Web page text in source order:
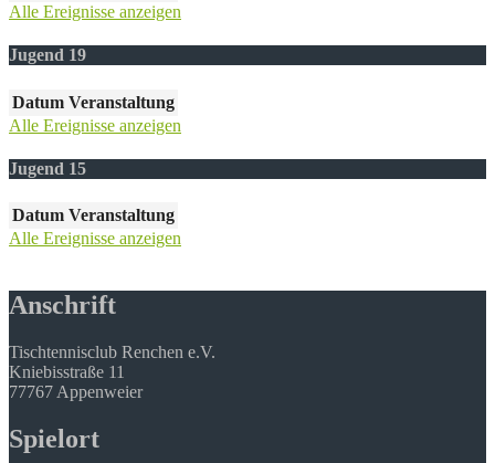
Alle Ereignisse anzeigen
Jugend 19
Datum Veranstaltung
Alle Ereignisse anzeigen
Jugend 15
Datum Veranstaltung
Alle Ereignisse anzeigen
Anschrift
Tischtennisclub Renchen e.V.
Kniebisstraße 11
77767 Appenweier
Spielort